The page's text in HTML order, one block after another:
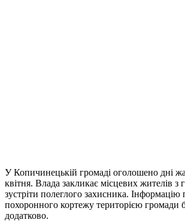
У Копичинецькій громаді оголошено дні
квітня. Влада закликає місцевих жителів з
зустріти полеглого захисника. Інформацію
похоронного кортежу територією громади
додатково.